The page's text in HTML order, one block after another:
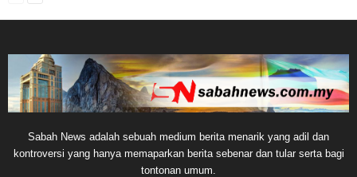
Sabah News adalah sebuah medium berita menarik yang adil dan
kontroversi yang hanya memaparkan berita sebenar dan tular serta bagi
tontonan umum.